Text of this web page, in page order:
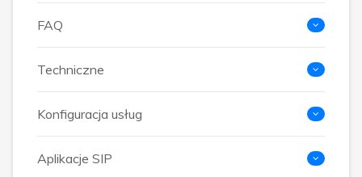
FAQ
Techniczne
Konfiguracja usług
Aplikacje SIP